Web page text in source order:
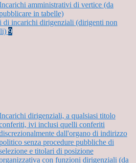
amministrativi di vertice (da
in tabelle)
di incarichi dirigenziali (dirigenti non
9
dirigenziali, a qualsiasi titolo
ivi inclusi quelli conferiti
dall'organo di indirizzo
senza procedure pubbliche di
e titolari di posizione
con funzioni dirigenziali (da